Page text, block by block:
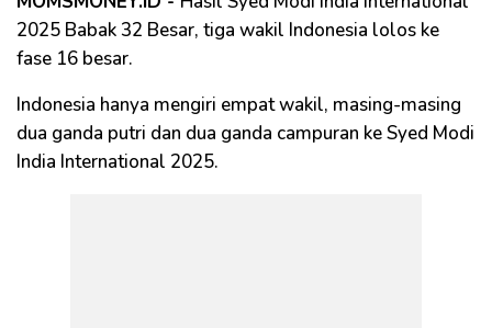
2025 Babak 32 Besar, tiga wakil Indonesia lolos ke
fase 16 besar.
Indonesia hanya mengiri empat wakil, masing-masing
dua ganda putri dan dua ganda campuran ke Syed Modi
India International 2025.